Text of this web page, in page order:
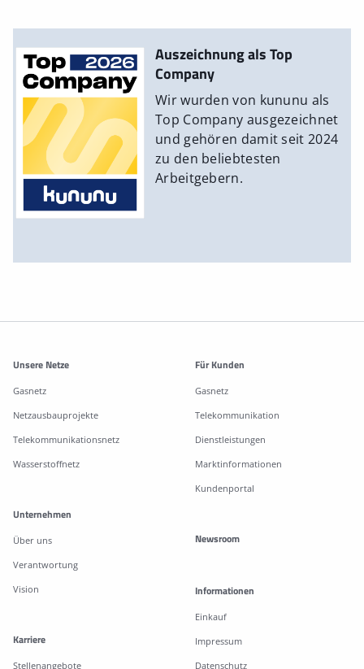
Auszeichnung als Top
Company
Wir wurden von kununu als
Top Company ausgezeichnet
und gehören damit seit 2024
zu den beliebtesten
Arbeitgebern.
Weitere Informationen
Unsere Netze
Gasnetz
Netzausbauprojekte
Telekommunikationsnetz
Wasserstoffnetz
Für Kunden
Gasnetz
Telekommunikation
Dienstleistungen
Marktinformationen
Kundenportal
Unternehmen
Über uns
Verantwortung
Vision
Karriere
Stellenangebote
Newsroom
Informationen
Einkauf
Impressum
Datenschutz